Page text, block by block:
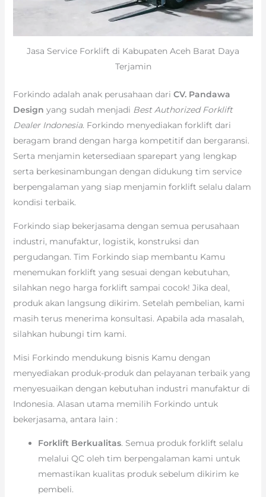
Jasa Service Forklift di Kabupaten Aceh Barat Daya
Terjamin
Forkindo adalah anak perusahaan dari CV. Pandawa
Design yang sudah menjadi Best Authorized Forklift
Dealer Indonesia. Forkindo menyediakan forklift dari
beragam brand dengan harga kompetitif dan bergaransi.
Serta menjamin ketersediaan sparepart yang lengkap
serta berkesinambungan dengan didukung tim service
berpengalaman yang siap menjamin forklift selalu dalam
kondisi terbaik.
Forkindo siap bekerjasama dengan semua perusahaan
industri, manufaktur, logistik, konstruksi dan
pergudangan. Tim Forkindo siap membantu Kamu
menemukan forklift yang sesuai dengan kebutuhan,
silahkan nego harga forklift sampai cocok! Jika deal,
produk akan langsung dikirim. Setelah pembelian, kami
masih terus menerima konsultasi. Apabila ada masalah,
silahkan hubungi tim kami.
Misi Forkindo mendukung bisnis Kamu dengan
menyediakan produk-produk dan pelayanan terbaik yang
menyesuaikan dengan kebutuhan industri manufaktur di
Indonesia. Alasan utama memilih Forkindo untuk
bekerjasama, antara lain :
Forklift Berkualitas. Semua produk forklift selalu
melalui QC oleh tim berpengalaman kami untuk
memastikan kualitas produk sebelum dikirim ke
pembeli.